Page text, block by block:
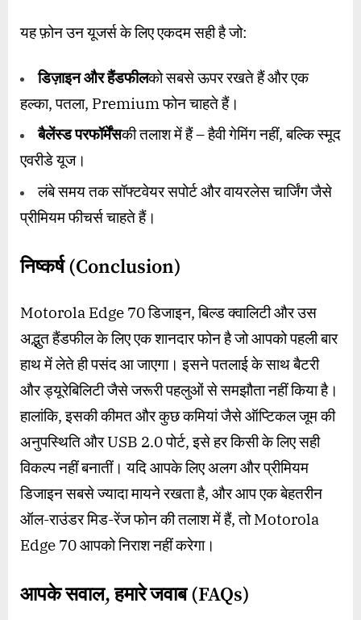
यह फ़ोन उन यूजर्स के लिए एकदम सही है जो:
डिज़ाइन और हैंडफीलको सबसे ऊपर रखते हैं और एक
हल्का, पतला, Premium फोन चाहते हैं।
बैलेंस्ड परफॉर्मेंसकी तलाश में हैं – हैवी गेमिंग नहीं, बल्कि स्मूद
एवरीडे यूज।
लंबे समय तक सॉफ्टवेयर सपोर्ट और वायरलेस चार्जिंग जैसे
प्रीमियम फीचर्स चाहते हैं।
निष्कर्ष (Conclusion)
Motorola Edge 70 डिजाइन, बिल्ड क्वालिटी और उस
अद्भुत हैंडफील के लिए एक शानदार फोन है जो आपको पहली बार
हाथ में लेते ही पसंद आ जाएगा। इसने पतलाई के साथ बैटरी
और ड्यूरेबिलिटी जैसे जरूरी पहलुओं से समझौता नहीं किया है।
हालांकि, इसकी कीमत और कुछ कमियां जैसे ऑप्टिकल जूम की
अनुपस्थिति और USB 2.0 पोर्ट, इसे हर किसी के लिए सही
विकल्प नहीं बनातीं। यदि आपके लिए अलग और प्रीमियम
डिजाइन सबसे ज्यादा मायने रखता है, और आप एक बेहतरीन
ऑल-राउंडर मिड-रेंज फोन की तलाश में हैं, तो Motorola
Edge 70 आपको निराश नहीं करेगा।
आपके सवाल,हमारे जवाब (FAQs)